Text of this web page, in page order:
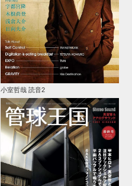
小室哲哉 読音2